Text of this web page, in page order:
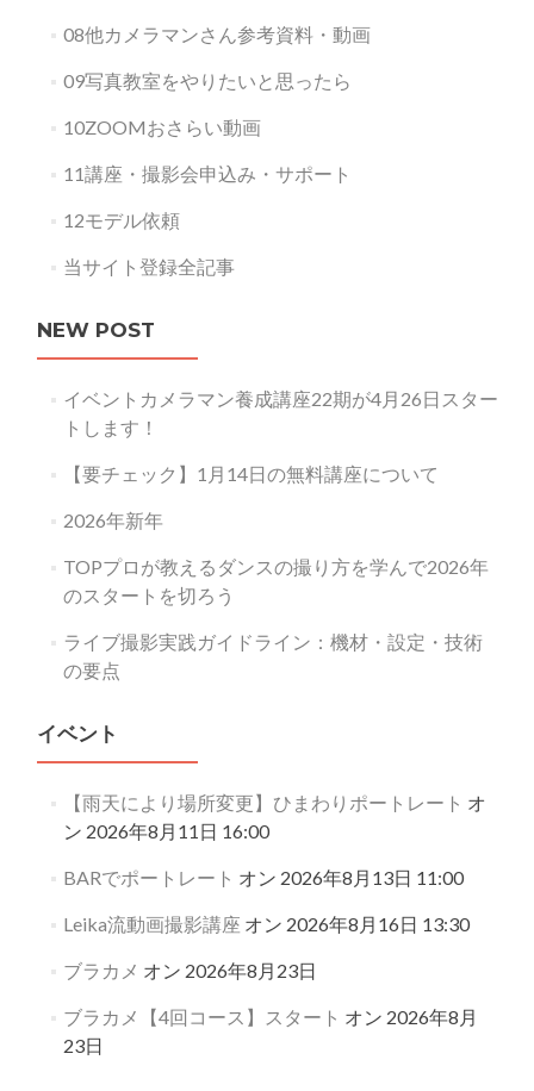
08他カメラマンさん参考資料・動画
09写真教室をやりたいと思ったら
10ZOOMおさらい動画
11講座・撮影会申込み・サポート
12モデル依頼
当サイト登録全記事
NEW POST
イベントカメラマン養成講座22期が4月26日スター
トします！
【要チェック】1月14日の無料講座について
2026年新年
TOPプロが教えるダンスの撮り方を学んで2026年
のスタートを切ろう
ライブ撮影実践ガイドライン：機材・設定・技術
の要点
イベント
【雨天により場所変更】ひまわりポートレート オ
ン 2026年8月11日 16:00
BARでポートレート オン 2026年8月13日 11:00
Leika流動画撮影講座 オン 2026年8月16日 13:30
ブラカメ オン 2026年8月23日
ブラカメ【4回コース】スタート オン 2026年8月
23日